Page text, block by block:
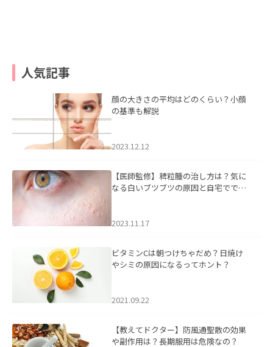
人気記事
顔の大きさの平均はどのくらい？小顔
の基準も解説
2023.12.12
【医師監修】稗粒腫の治し方は？気に
なる白いブツブツの原因と自宅ででき
2023.11.17
ビタミンCは朝つけちゃだめ？日焼け
やシミの原因になるってホント？
2021.09.22
【教えてドクター】防風通聖散の効果
や副作用は？長期服用は危険なの？